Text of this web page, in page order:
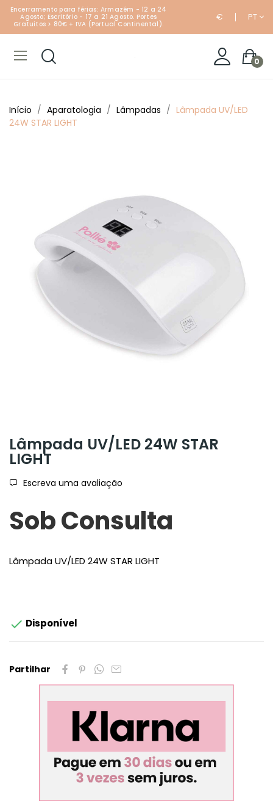
Encerramento para férias: Armazém - 12 a 24
Agosto; Escritório - 17 a 21 Agosto. Portes
Gratuitos > 80€ + IVA (Portual Continental).
€ PT
0
Início Aparatologia Lâmpadas
Lâmpada UV/LED
24W STAR LIGHT
Lâmpada UV/LED 24W STAR
LIGHT
Escreva uma avaliação
Sob Consulta
Lâmpada UV/LED 24W STAR LIGHT
 Disponível
Partilhar